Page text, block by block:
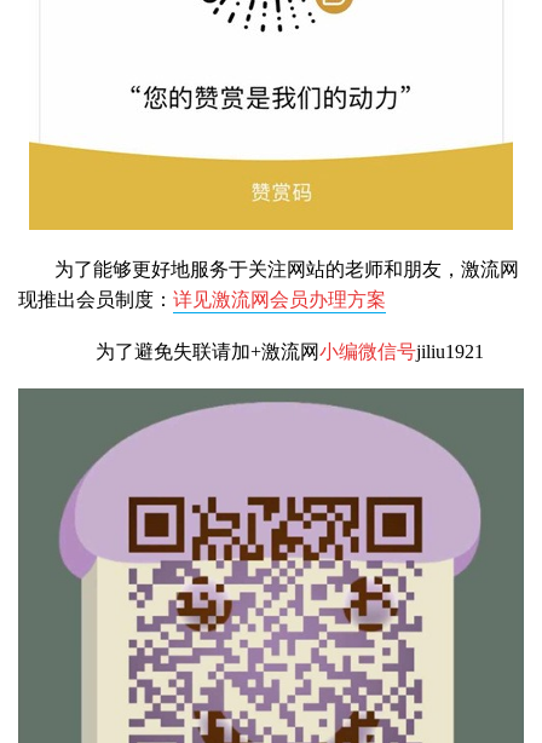
为了能够更好地服务于关注网站的老师和朋友，激流网
现推出会员制度： 详见激流网会员办理方案
为了避免失联请加+激流网小编微信号jiliu1921